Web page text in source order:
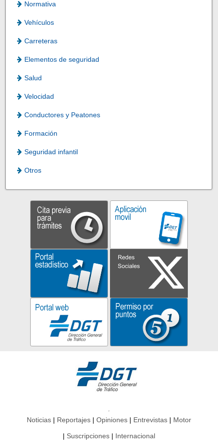
Normativa
Vehículos
Carreteras
Elementos de seguridad
Salud
Velocidad
Conductores y Peatones
Formación
Seguridad infantil
Otros
Noticias Reportajes Opiniones Entrevistas Motor
Suscripciones Internacional